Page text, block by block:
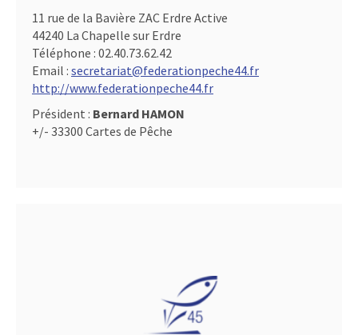
11 rue de la Bavière ZAC Erdre Active
44240 La Chapelle sur Erdre
Téléphone : 02.40.73.62.42
Email : secretariat@federationpeche44.fr
http://www.federationpeche44.fr
Président : Bernard HAMON
+/- 33300 Cartes de Pêche